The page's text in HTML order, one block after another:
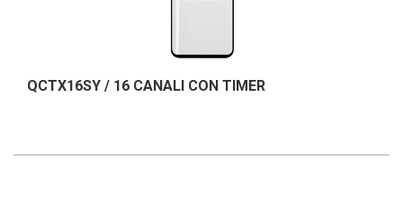
QCTX16SY / 16 CANALI CON TIMER